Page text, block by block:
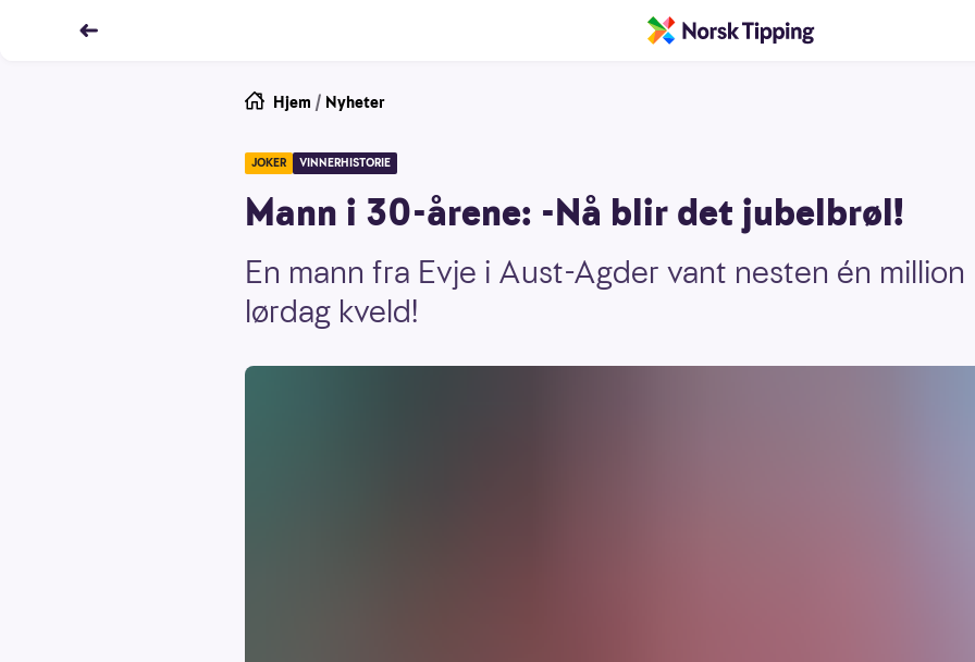
Hjem / Nyheter
JOKER VINNERHISTORIE
Mann i 30-årene: -Nå blir det jubelbrøl!
En mann fra Evje i Aust-Agder vant nesten én
lørdag kveld!